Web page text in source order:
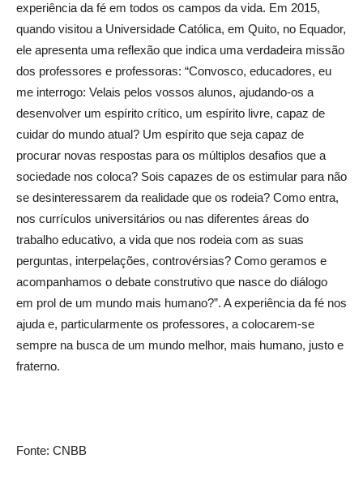
experiência da fé em todos os campos da vida. Em 2015,
quando visitou a Universidade Católica, em Quito, no Equador,
ele apresenta uma reflexão que indica uma verdadeira missão
dos professores e professoras: “Convosco, educadores, eu
me interrogo: Velais pelos vossos alunos, ajudando-os a
desenvolver um espírito crítico, um espírito livre, capaz de
cuidar do mundo atual? Um espírito que seja capaz de
procurar novas respostas para os múltiplos desafios que a
sociedade nos coloca? Sois capazes de os estimular para não
se desinteressarem da realidade que os rodeia? Como entra,
nos currículos universitários ou nas diferentes áreas do
trabalho educativo, a vida que nos rodeia com as suas
perguntas, interpelações, controvérsias? Como geramos e
acompanhamos o debate construtivo que nasce do diálogo
em prol de um mundo mais humano?”. A experiência da fé nos
ajuda e, particularmente os professores, a colocarem-se
sempre na busca de um mundo melhor, mais humano, justo e
fraterno.
Fonte: CNBB